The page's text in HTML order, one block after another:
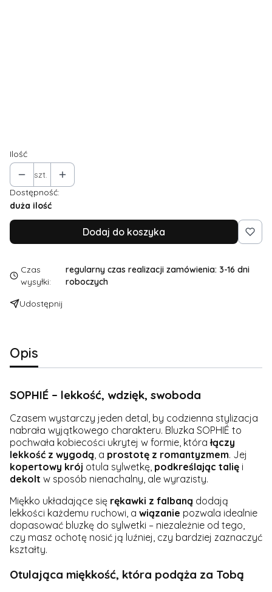
Ilość
szt.
Dostępność:
duża ilość
Dodaj do koszyka
Czas
wysyłki:
regularny czas realizacji zamówienia: 3-16 dni
roboczych
Udostępnij
Opis
SOPHIÉ – lekkość, wdzięk, swoboda
Czasem wystarczy jeden detal, by codzienna stylizacja
nabrała wyjątkowego charakteru. Bluzka SOPHIÉ to
pochwała kobiecości ukrytej w formie, którałączy
lekkość z wygodą, a prostotę z romantyzmem. Jej
kopertowy krój otula sylwetkę, podkreślając talię i
dekolt w sposób nienachalny, ale wyrazisty.
Miękko układające się rękawki z falbaną dodają
lekkości każdemu ruchowi, a wiązanie pozwala idealnie
dopasować bluzkę do sylwetki – niezależnie od tego,
czy masz ochotę nosić ją luźniej, czy bardziej zaznaczyć
kształty.
Otulająca miękkość, która podąża za Tobą